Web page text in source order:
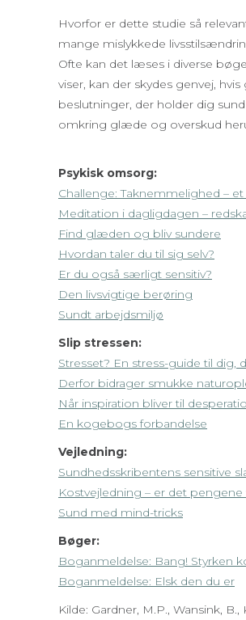
Hvorfor er dette studie så
mange mislykkede
Ofte kan det læses i diverse
viser, kan der skydes genvej,
beslutninger, der holder dig
omkring glæde og overskud
Psykisk omsorg:
Challenge: Taknemmelighed –
Meditation i dagligdagen –
Find glæden og bliv sundere
Hvordan taler du til sig selv?
Er du også særligt sensitiv?
Den livsvigtige berøring
Sundt arbejdsmiljø
Slip stressen:
Stresset? En stress-guide til dig,
Derfor bidrager smukke
Når inspiration bliver til
En kogebogs forbandelse
Vejledning:
Sundhedsskribentens sensitive
Kostvejledning – er det
Sund med mind-tricks
Bøger:
Boganmeldelse: Bang! Styrken
Boganmeldelse: Elsk den du er
Kilde: Gardner, M.P., Wansink,